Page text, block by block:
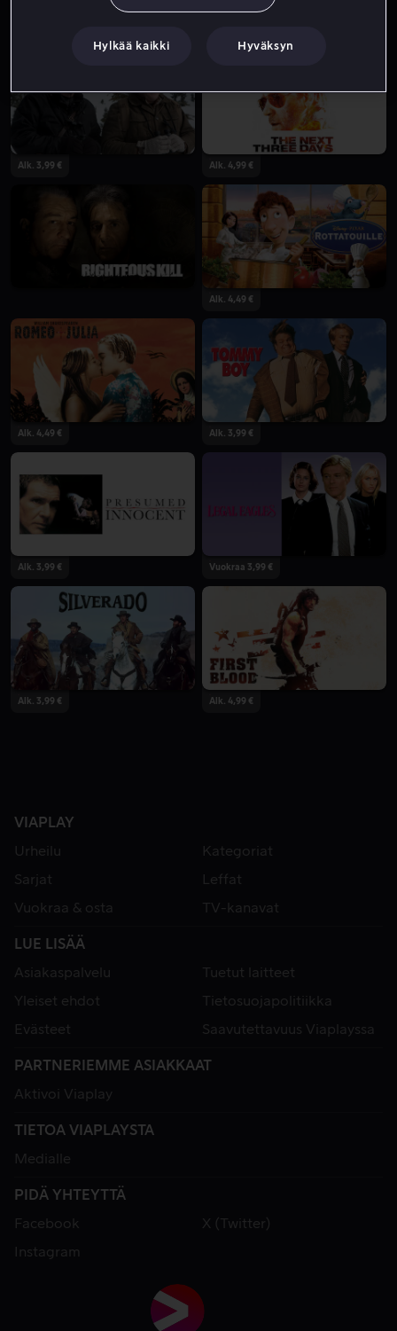
Alk. 3,99 € Alk. 4,99 €
Alk. 4,49 €
Alk. 4,49 € Alk. 3,99 €
Alk. 3,99 € Vuokraa 3,99 €
Alk. 3,99 € Alk. 4,99 €
VIAPLAY
Urheilu
Kategoriat
Sarjat
Leffat
Vuokraa & osta
TV-kanavat
LUE LISÄÄ
Asiakaspalvelu
Tuetut laitteet
Yleiset ehdot
Tietosuojapolitiikka
Evästeet
Saavutettavuus Viaplayssa
PARTNERIEMME ASIAKKAAT
Aktivoi Viaplay
TIETOA VIAPLAYSTA
Medialle
PIDÄ YHTEYTTÄ
Facebook
X (Twitter)
Instagram
Hylkää kaikki Hyväksyn